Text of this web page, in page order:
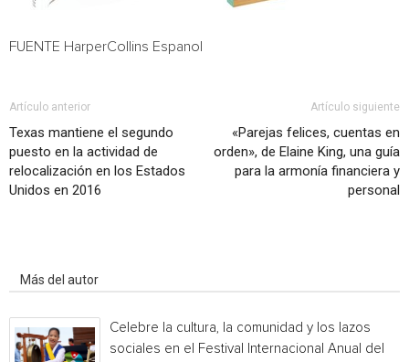
FUENTE HarperCollins Espanol
Artículo anterior
Texas mantiene el segundo
puesto en la actividad de
relocalización en los Estados
Unidos en 2016
Artículo siguiente
«Parejas felices, cuentas en
orden», de Elaine King, una guía
para la armonía financiera y
personal
Más del autor
Celebre la cultura, la comunidad y los lazos
sociales en el Festival Internacional Anual del